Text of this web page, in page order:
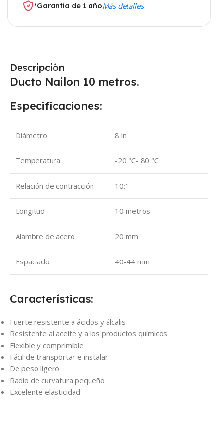
*Garantía de 1 añoMás detalles
Descripción
Ducto Nailon 10 metros.
Especificaciones:
Diámetro 8 in
Temperatura -20 ℃- 80 ℃
Relación de contracción 10:1
Longitud 10 metros
Alambre de acero 20 mm
Espaciado 40-44 mm
Características:
Fuerte resistente a ácidos y álcalis
Resistente al aceite y a los productos químicos
Flexible y comprimible
Fácil de transportar e instalar
De peso ligero
Radio de curvatura pequeño
Excelente elasticidad